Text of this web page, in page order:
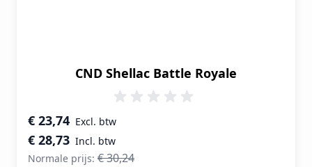
CND Shellac Battle Royale
Speciale prijs
€ 28,73
€ 23,74
Normale prijs: € 30,24